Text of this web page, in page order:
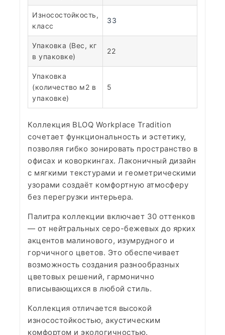
Износостойкость,
класс
33
Упаковка (Вес, кг
в упаковке)
22
Упаковка
(количество м2 в
упаковке)
5
Коллекция BLOQ Workplace Tradition
сочетает функциональность и эстетику,
позволяя гибко зонировать пространство в
офисах и коворкингах. Лаконичный дизайн
с мягкими текстурами и геометрическими
узорами создаёт комфортную атмосферу
без перегрузки интерьера.
Палитра коллекции включает 30 оттенков
— от нейтральных серо-бежевых до ярких
акцентов малинового, изумрудного и
горчичного цветов. Это обеспечивает
возможность создания разнообразных
цветовых решений, гармонично
вписывающихся в любой стиль.
Коллекция отличается высокой
износостойкостью, акустическим
комфортом и экологичностью.